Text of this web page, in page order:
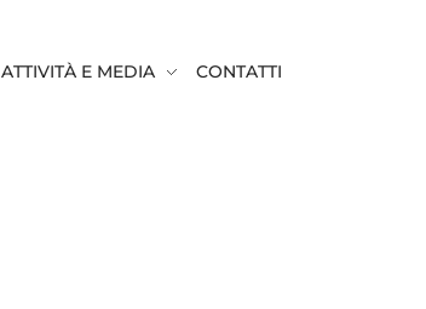
ATTIVITÀ E MEDIA CONTATTI